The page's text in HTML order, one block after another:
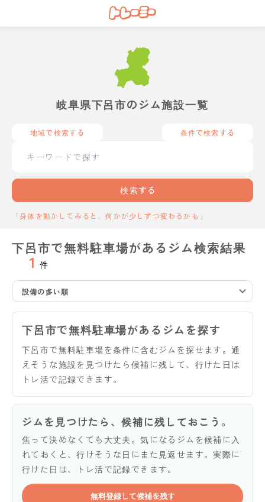
岐阜県下呂市のジム施設一覧
地域で検索する 条件で検索する
検索する
「身体を動かしてみると、何かが少しずつ変わるかも」
下呂市で無料駐車場があるジム検索結果
1 件
設備の多い順
下呂市で無料駐車場があるジムを探す
下呂市で無料駐車場を条件に含むジムを探せます。通
えそうな施設を見つけたら候補に残して、行けた日は
トレ活で記録できます。
ジムを見つけたら、候補に残しておこう。
焦って決めなくても大丈夫。気になるジムを候補に入
れておくと、行けそうな日にまた見返せます。実際に
行けた日は、トレ活で記録できます。
無料登録して候補を残す